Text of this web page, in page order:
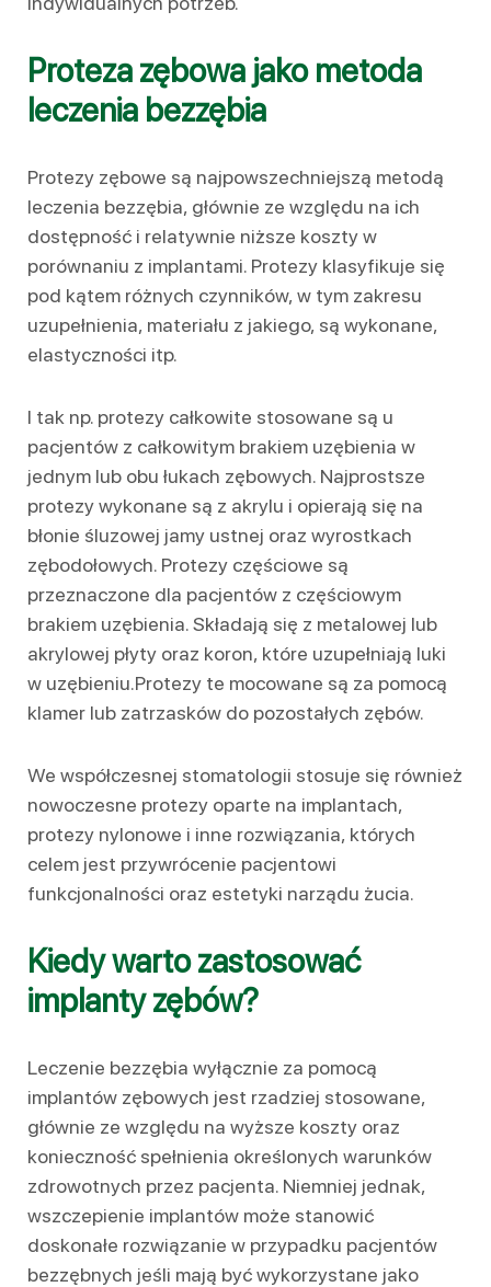
Proteza zębowa jako metoda
leczenia bezzębia
Protezy zębowe są najpowszechniejszą metodą
leczenia bezzębia, głównie ze względu na ich
dostępność i relatywnie niższe koszty w
porównaniu z implantami. Protezy klasyfikuje się
pod kątem różnych czynników, w tym zakresu
uzupełnienia, materiału z jakiego, są wykonane,
elastyczności itp.
I tak np. protezy całkowite stosowane są u
pacjentów z całkowitym brakiem uzębienia w
jednym lub obu łukach zębowych. Najprostsze
protezy wykonane są z akrylu i opierają się na
błonie śluzowej jamy ustnej oraz wyrostkach
zębodołowych. Protezy częściowe są
przeznaczone dla pacjentów z częściowym
brakiem uzębienia. Składają się z metalowej lub
akrylowej płyty oraz koron, które uzupełniają luki
w uzębieniu.Protezy te mocowane są za pomocą
klamer lub zatrzasków do pozostałych zębów.
We współczesnej stomatologii stosuje się również
nowoczesne protezy oparte na implantach,
protezy nylonowe i inne rozwiązania, których
celem jest przywrócenie pacjentowi
funkcjonalności oraz estetyki narządu żucia.
Kiedy warto zastosować
implanty zębów?
Leczenie bezzębia wyłącznie za pomocą
implantów zębowych jest rzadziej stosowane,
głównie ze względu na wyższe koszty oraz
konieczność spełnienia określonych warunków
zdrowotnych przez pacjenta. Niemniej jednak,
wszczepienie implantów może stanowić
doskonałe rozwiązanie w przypadku pacjentów
bezzębnych jeśli mają być wykorzystane jako